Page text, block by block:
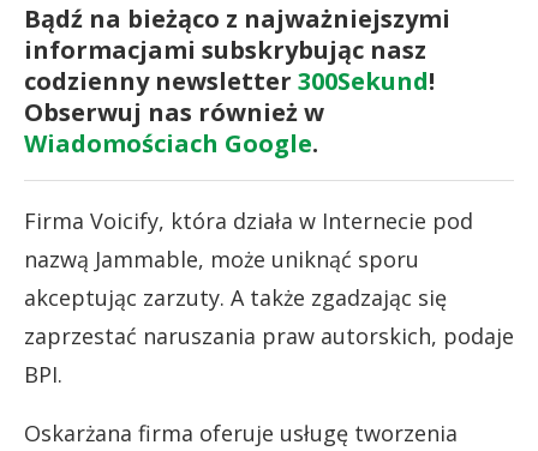
Bądź na bieżąco z najważniejszymi
informacjami subskrybując nasz
codzienny newsletter 300Sekund!
Obserwuj nas również w
Wiadomościach Google.
Firma Voicify, która działa w Internecie pod
nazwą Jammable, może uniknąć sporu
akceptując zarzuty. A także zgadzając się
zaprzestać naruszania praw autorskich, podaje
BPI.
Oskarżana firma oferuje usługę tworzenia